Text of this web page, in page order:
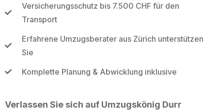
Versicherungsschutz bis 7.500 CHF für den
Transport
Erfahrene Umzugsberater aus Zürich unterstützen
Sie
Komplette Planung & Abwicklung inklusive
Verlassen Sie sich auf Umzugskönig Durr